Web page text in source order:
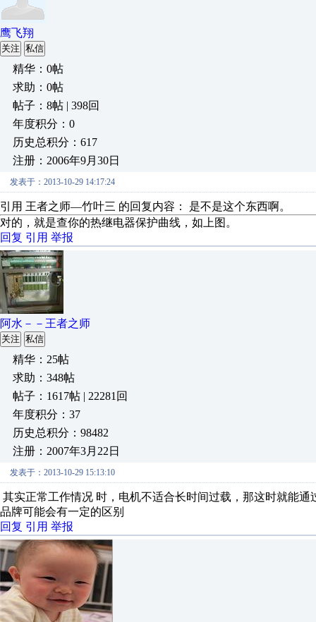
鹰飞翔
关注 私信
精华：0帖
求助：0帖
帖子：8帖 | 398回
年度积分：0
历史总积分：617
注册：2006年9月30日
发表于：2013-10-29 14:17:24
引用 王者之师—竹叶三 的回复内容： 是不是这个东西
对的，就是查你的热继电器保护曲线，如上图。
回复 引用 举报
阿水－－王者之师
关注 私信
精华：25帖
求助：348帖
帖子：1617帖 | 22281回
年度积分：37
历史总积分：98482
注册：2007年3月22日
发表于：2013-10-29 15:13:10
其实正常工作情况 时，电机不适合长时间过载，那这时就能
品牌可能会有一定的区别
回复 引用 举报